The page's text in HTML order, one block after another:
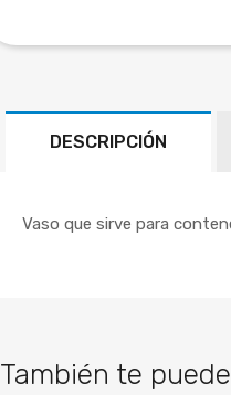
DESCRIPCIÓN
Vaso que sirve para
También te